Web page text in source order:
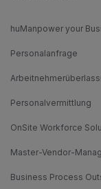
huManpower your
Personalanfrage
Personalvermittlung
OnSite Workforce
Master-Vendor-
Business Process